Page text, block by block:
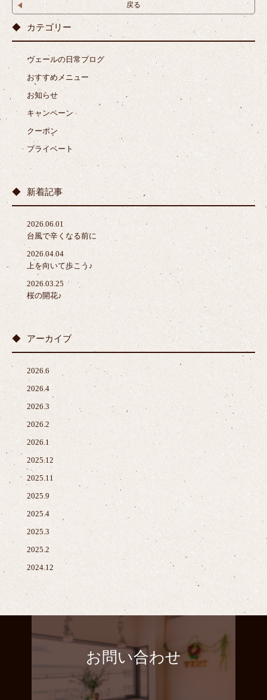
戻る
カテゴリー
ヴェールの日常ブログ
おすすめメニュー
お知らせ
キャンペーン
クーポン
プライベート
新着記事
2026.06.01
台風で辛くなる前に
2026.04.04
上を向いて歩こう♪
2026.03.25
桜の開花♪
アーカイブ
2026.6
2026.4
2026.3
2026.2
2026.1
2025.12
2025.11
2025.9
2025.4
2025.3
2025.2
2024.12
お問い合わせ